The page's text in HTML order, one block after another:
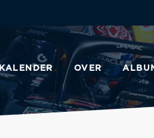
KALENDER OVER